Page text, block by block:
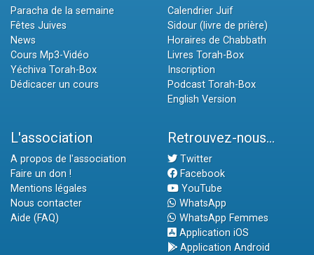
Paracha de la semaine
Fêtes Juives
News
Cours Mp3-Vidéo
Yéchiva Torah-Box
Dédicacer un cours
Calendrier Juif
Sidour (livre de prière)
Horaires de Chabbath
Livres Torah-Box
Inscription
Podcast Torah-Box
English Version
L'association
A propos de l'association
Faire un don !
Mentions légales
Nous contacter
Aide (FAQ)
Retrouvez-nous...
Twitter
Facebook
YouTube
WhatsApp
WhatsApp Femmes
Application iOS
Application Android